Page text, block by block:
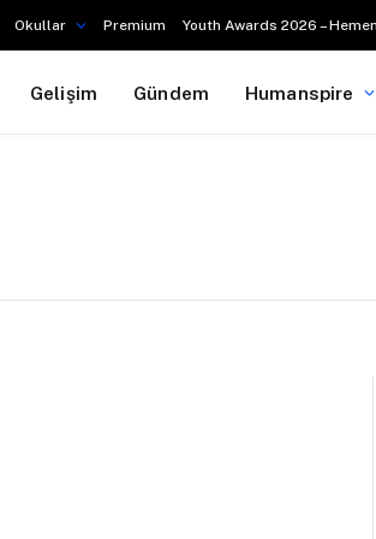
Okullar Premium Youth Awards 2026 –
Gelişim Gündem Humanspire